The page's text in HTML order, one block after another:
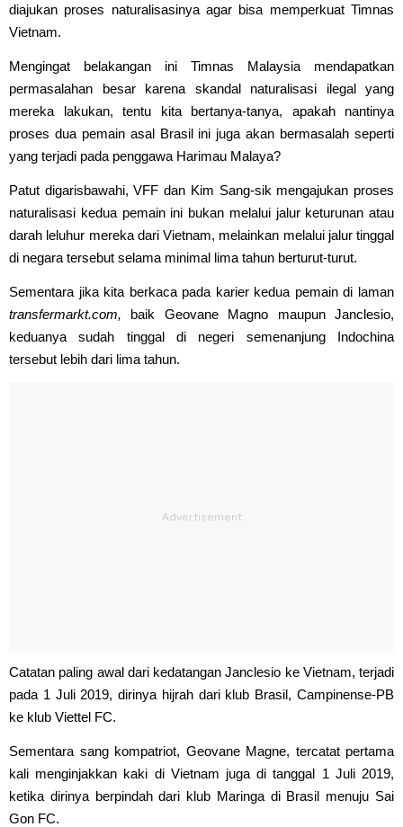
diajukan proses naturalisasinya agar bisa memperkuat Timnas
Vietnam.
Mengingat belakangan ini Timnas Malaysia mendapatkan
permasalahan besar karena skandal naturalisasi ilegal yang
mereka lakukan, tentu kita bertanya-tanya, apakah nantinya
proses dua pemain asal Brasil ini juga akan bermasalah seperti
yang terjadi pada penggawa Harimau Malaya?
Patut digarisbawahi, VFF dan Kim Sang-sik mengajukan proses
naturalisasi kedua pemain ini bukan melalui jalur keturunan atau
darah leluhur mereka dari Vietnam, melainkan melalui jalur tinggal
di negara tersebut selama minimal lima tahun berturut-turut.
Sementara jika kita berkaca pada karier kedua pemain di laman
transfermarkt.com, baik Geovane Magno maupun Janclesio,
keduanya sudah tinggal di negeri semenanjung Indochina
tersebut lebih dari lima tahun.
Catatan paling awal dari kedatangan Janclesio ke Vietnam, terjadi
pada 1 Juli 2019, dirinya hijrah dari klub Brasil, Campinense-PB
ke klub Viettel FC.
Sementara sang kompatriot, Geovane Magne, tercatat pertama
kali menginjakkan kaki di Vietnam juga di tanggal 1 Juli 2019,
ketika dirinya berpindah dari klub Maringa di Brasil menuju Sai
Gon FC.